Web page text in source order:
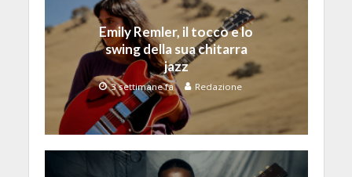
Emily Remler, il tocco e lo
swing della sua chitarra
jazz
3 settimane fa Redazione